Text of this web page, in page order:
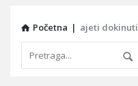
Početna | ajeti dokinuti